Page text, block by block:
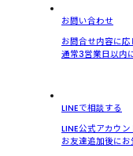
お問い合わせ
お問合せ内容に応
通常3営業日以内
LINEで相談する
LINE公式アカウン
お友達追加後にお